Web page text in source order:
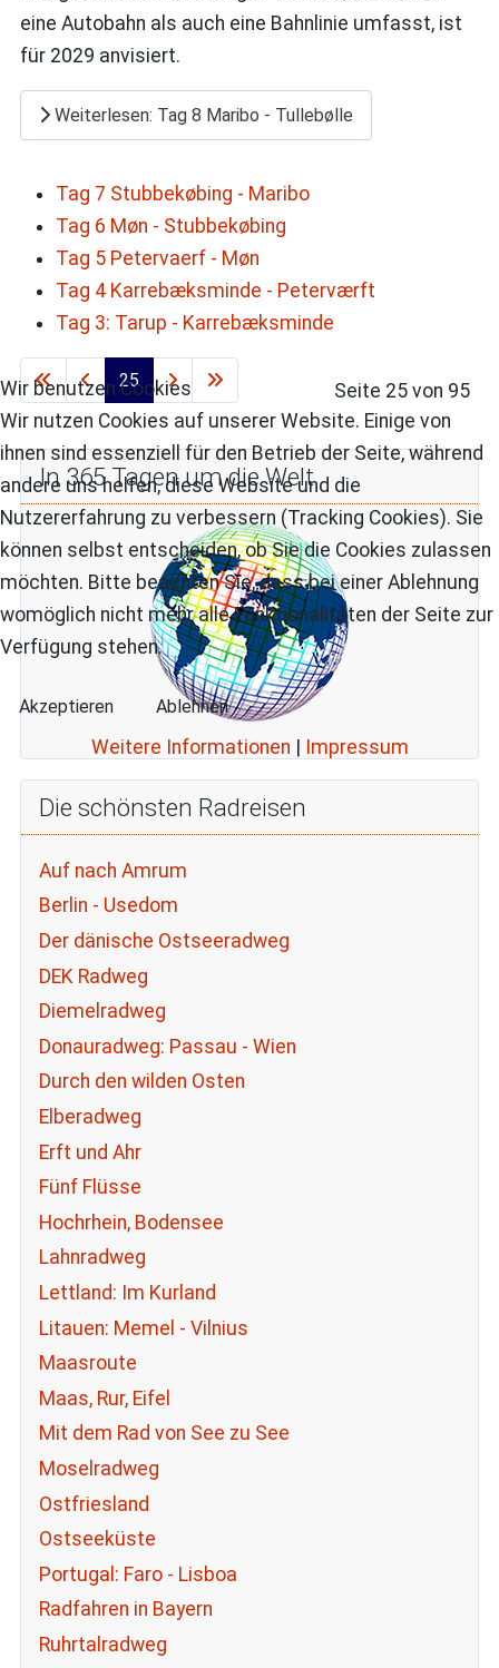
eine Autobahn als auch eine Bahnlinie umfasst, ist
für 2029 anvisiert.
Weiterlesen: Tag 8 Maribo - Tullebølle
Tag 7 Stubbekøbing - Maribo
Tag 6 Møn - Stubbekøbing
Tag 5 Petervaerf - Møn
Tag 4 Karrebæksminde - Peterværft
Tag 3: Tarup - Karrebæksminde
Seite 25 von 95
25
In 365 Tagen um die Welt
Die schönsten Radreisen
Auf nach Amrum
Berlin - Usedom
Der dänische Ostseeradweg
DEK Radweg
Diemelradweg
Donauradweg: Passau - Wien
Durch den wilden Osten
Elberadweg
Erft und Ahr
Fünf Flüsse
Hochrhein, Bodensee
Lahnradweg
Lettland: Im Kurland
Litauen: Memel - Vilnius
Maasroute
Maas, Rur, Eifel
Mit dem Rad von See zu See
Moselradweg
Ostfriesland
Ostseeküste
Portugal: Faro - Lisboa
Radfahren in Bayern
Ruhrtalradweg
Wir benutzen Cookies
Wir nutzen Cookies auf unserer Website. Einige von
ihnen sind essenziell für den Betrieb der Seite, während
andere uns helfen, diese Website und die
Nutzererfahrung zu verbessern (Tracking Cookies). Sie
können selbst entscheiden, ob Sie die Cookies zulassen
möchten. Bitte beachten Sie, dass bei einer Ablehnung
womöglich nicht mehr alle Funktionalitäten der Seite zur
Verfügung stehen.
Akzeptieren Ablehnen
Weitere Informationen Impressum